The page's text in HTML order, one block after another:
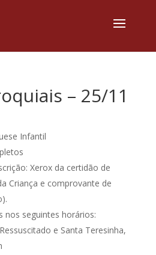
– 25/11
Infantil
Xerox da certidão de
Criança e comprovante de
nos seguintes horários:
e Santa Teresinha,